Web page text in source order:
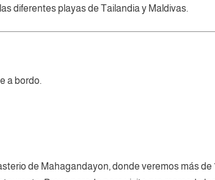
diferentes playas de Tailandia y Maldivas.
a bordo.
de Mahagandayon, donde veremos más de